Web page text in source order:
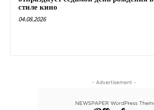
стиле кино
04.08.2026
- Advertisement -